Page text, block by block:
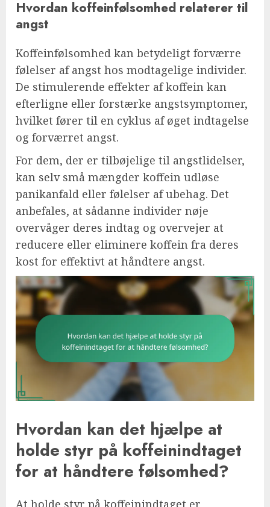
Hvordan koffeinfølsomhed relaterer til
angst
Koffeinfølsomhed kan betydeligt forværre
følelser af angst hos modtagelige individer.
De stimulerende effekter af koffein kan
efterligne eller forstærke angstsymptomer,
hvilket fører til en cyklus af øget indtagelse
og forværret angst.
For dem, der er tilbøjelige til angstlidelser,
kan selv små mængder koffein udløse
panikanfald eller følelser af ubehag. Det
anbefales, at sådanne individer nøje
overvåger deres indtag og overvejer at
reducere eller eliminere koffein fra deres
kost for effektivt at håndtere angst.
Hvordan kan det hjælpe at
holde styr på koffeinindtaget
for at håndtere følsomhed?
At holde styr på koffeinindtaget er